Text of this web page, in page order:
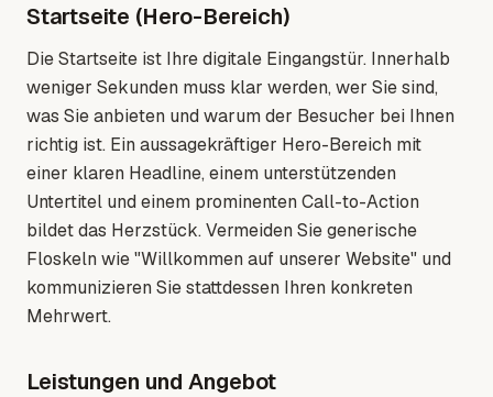
Startseite (Hero-Bereich)
Die Startseite ist Ihre digitale Eingangstür. Innerhalb
weniger Sekunden muss klar werden, wer Sie sind,
was Sie anbieten und warum der Besucher bei Ihnen
richtig ist. Ein aussagekräftiger Hero-Bereich mit
einer klaren Headline, einem unterstützenden
Untertitel und einem prominenten Call-to-Action
bildet das Herzstück. Vermeiden Sie generische
Floskeln wie "Willkommen auf unserer Website" und
kommunizieren Sie stattdessen Ihren konkreten
Mehrwert.
Leistungen und Angebot